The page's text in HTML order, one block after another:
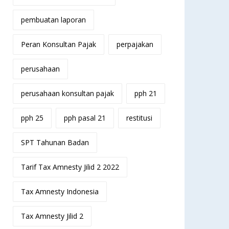
pembuatan laporan
Peran Konsultan Pajak perpajakan
perusahaan
perusahaan konsultan pajak pph 21
pph 25 pph pasal 21 restitusi
SPT Tahunan Badan
Tarif Tax Amnesty Jilid 2 2022
Tax Amnesty Indonesia
Tax Amnesty Jilid 2